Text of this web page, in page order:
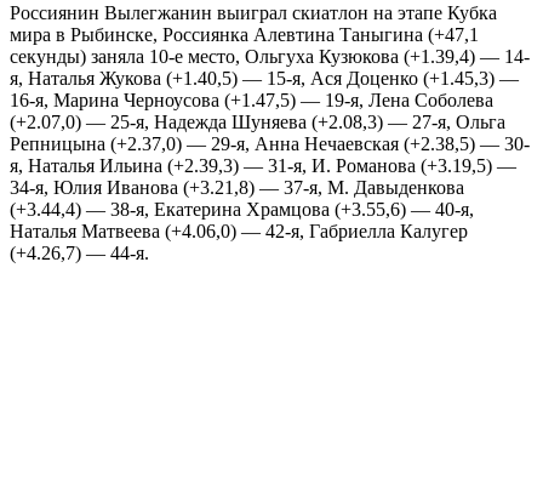
Россиянин Вылегжанин выиграл скиатлон на этапе Кубка
мира в Рыбинске, Россиянка Алевтина Таныгина (+47,1
секунды) заняла 10-е место, Ольгуха Кузюкова (+1.39,4) — 14-
я, Наталья Жукова (+1.40,5) — 15-я, Ася Доценко (+1.45,3) —
16-я, Марина Черноусова (+1.47,5) — 19-я, Лена Соболева
(+2.07,0) — 25-я, Надежда Шуняева (+2.08,3) — 27-я, Ольга
Репницына (+2.37,0) — 29-я, Анна Нечаевская (+2.38,5) — 30-
я, Наталья Ильина (+2.39,3) — 31-я, И. Романова (+3.19,5) —
34-я, Юлия Иванова (+3.21,8) — 37-я, М. Давыденкова
(+3.44,4) — 38-я, Екатерина Храмцова (+3.55,6) — 40-я,
Наталья Матвеева (+4.06,0) — 42-я, Габриелла Калугер
(+4.26,7) — 44-я.